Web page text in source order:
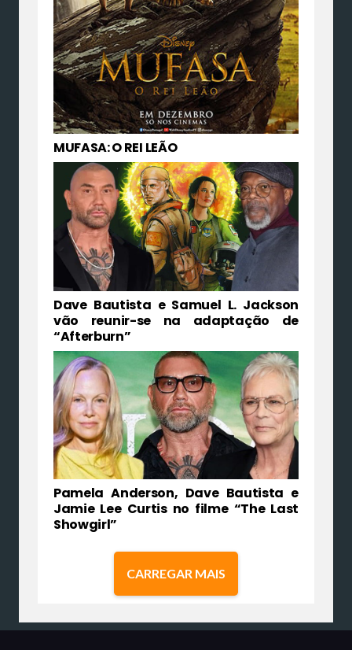
MUFASA: O REI LEÃO
Dave Bautista e Samuel L. Jackson
vão reunir-se na adaptação de
“Afterburn”
Pamela Anderson, Dave Bautista e
Jamie Lee Curtis no filme “The Last
Showgirl”
CARREGAR MAIS